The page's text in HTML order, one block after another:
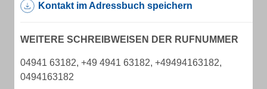
Kontakt im Adressbuch speichern
WEITERE SCHREIBWEISEN DER RUFNUMMER
04941 63182, +49 4941 63182, +49494163182,
0494163182